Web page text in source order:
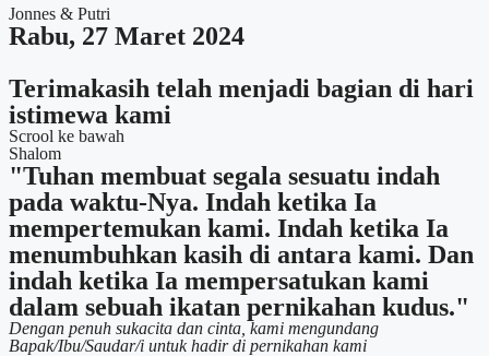
Jonnes & Putri
Rabu, 27 Maret 2024
Terimakasih telah menjadi bagian di hari
istimewa kami
Scrool ke bawah
Shalom
"Tuhan membuat segala sesuatu indah
pada waktu-Nya. Indah ketika Ia
mempertemukan kami. Indah ketika Ia
menumbuhkan kasih di antara kami. Dan
indah ketika Ia mempersatukan kami
dalam sebuah ikatan pernikahan kudus."
Dengan penuh sukacita dan cinta, kami mengundang
Bapak/Ibu/Saudar/i untuk hadir di pernikahan kami